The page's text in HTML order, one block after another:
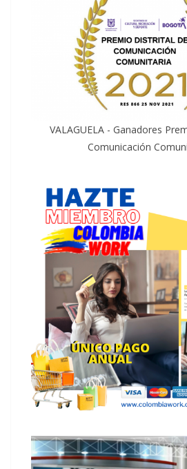
VALAGUELA - Ganadores
Comunicación